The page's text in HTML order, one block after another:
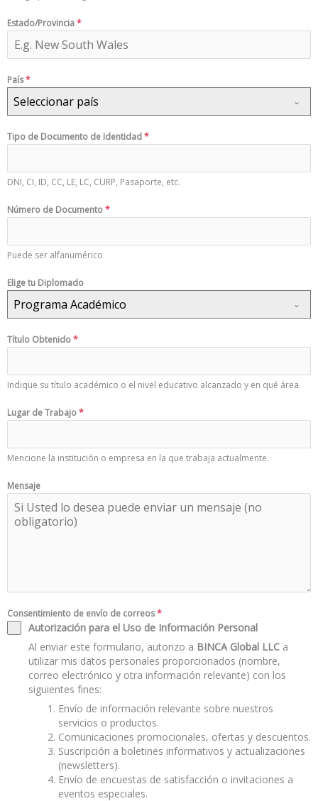
Estado/Provincia*
País*
Seleccionar país
Tipo de Documento de Identidad*
DNI, CI, ID, CC, LE, LC, CURP, Pasaporte, etc.
Número de Documento*
Puede ser alfanumérico
Elige tu Diplomado
Programa Académico
Título Obtenido*
Indique su título académico o el nivel educativo alcanzado y en qué área.
Lugar de Trabajo*
Mencione la institución o empresa en la que trabaja actualmente.
Mensaje
Consentimiento de envío de correos*
Autorización para el Uso de Información Personal
Al enviar este formulario, autorizo a BINCA Global LLC a
utilizar mis datos personales proporcionados (nombre,
correo electrónico y otra información relevante) con los
siguientes fines:
Envío de información relevante sobre nuestros
servicios o productos.
Comunicaciones promocionales, ofertas y descuentos.
Suscripción a boletines informativos y actualizaciones
(newsletters).
Envío de encuestas de satisfacción o invitaciones a
eventos especiales.